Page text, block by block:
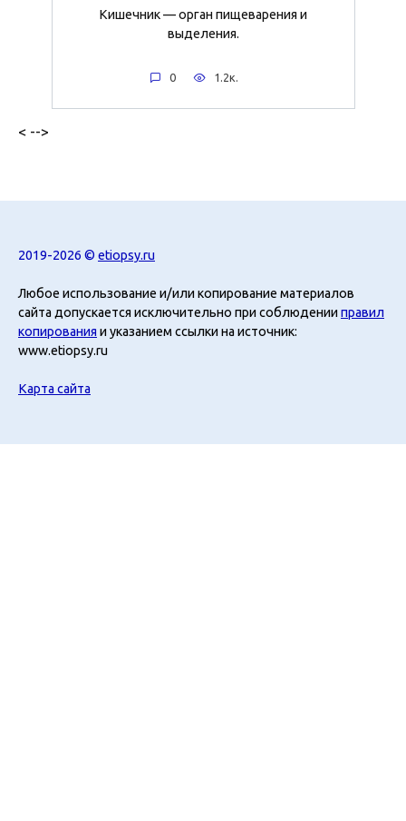
Кишечник — орган пищеварения и
выделения.
0 1.2к.
< -->
2019-2026 © etiopsy.ru
Любое использование и/или копирование материалов
сайта допускается исключительно при соблюденииправил
копирования и указанием ссылки на источник:
www.etiopsy.ru
Карта сайта